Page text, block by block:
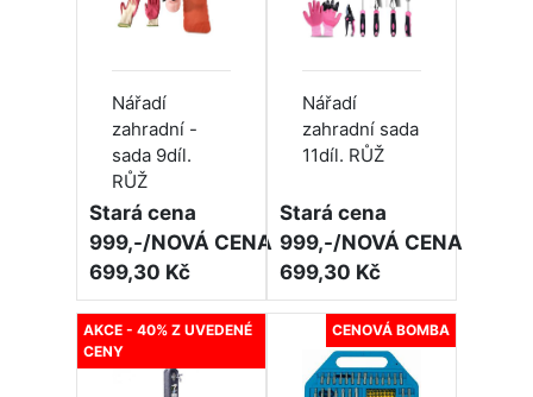
Nářadí
zahradní -
sada 9díl.
RŮŽ
Stará cena
999,-/NOVÁ CENA
699,30 Kč
Nářadí
zahradní sada
11díl. RŮŽ
Stará cena
999,-/NOVÁ CENA
699,30 Kč
AKCE - 40% Z UVEDENÉ
CENY
CENOVÁ BOMBA